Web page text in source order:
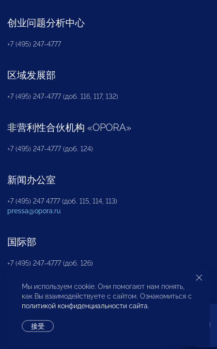
创业问题分析中心
+7 (495) 247-4777
区域发展部
+7 (495) 247-4777 (доб. 116, 117, 132)
非营利性合伙机构 «OPORA»
+7 (495) 247-4777 (доб. 124)
新闻办公室
+7 (495) 247 4777 (доб. 115, 114, 113)
pressa@opora.ru
国际部
+7 (495) 247-4777 (доб. 126)
商投权益保护部
Мы используем cookie. Они помогают нам понять,
как Вы взаимодействуете с сайтом. Ознакомиться с
политикой конфиденциальности сайта.
接受